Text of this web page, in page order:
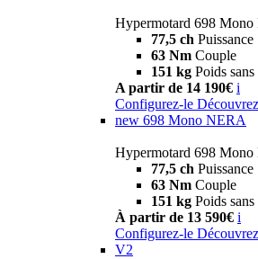
Hypermotard 698 Mono
77,5 ch Puissance
63 Nm Couple
151 kg Poids
A partir de 14 190€ i
Configurez-le
new 698 Mono NERA
Hypermotard 698 Mono
77,5 ch Puissance
63 Nm Couple
151 kg Poids
À partir de 13 590€ i
Configurez-le
V2